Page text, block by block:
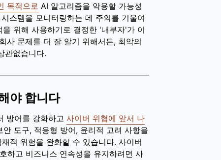
목적으로 AI 알고리즘을 악용할 가능성
스템을 모니터링하는 데 주의를 기울여
위해 사용하기로 결정한 '내부자'가 이
사 문제를 더 잘 알기 위해서든, 최악의
관없습니다.
야 합니다
방어를 강화하고 사이버 위협에 앞서 나
도구, 적응형 방어, 윤리적 고려 사항을
적 위험을 완화할 수 있습니다. 사이버
하고 비즈니스 연속성을 유지하려면 사